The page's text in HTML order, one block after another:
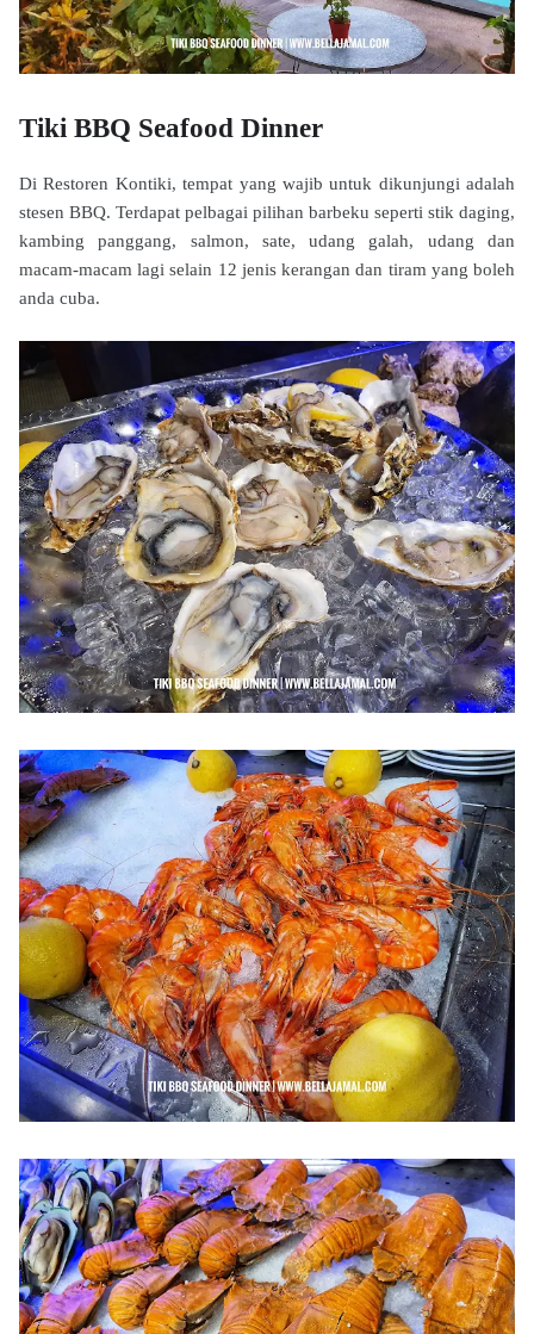
Tiki BBQ Seafood Dinner
Di Restoren Kontiki, tempat yang wajib untuk dikunjungi adalah
stesen BBQ. Terdapat pelbagai pilihan barbeku seperti stik daging,
kambing panggang, salmon, sate, udang galah, udang dan
macam-macam lagi selain 12 jenis kerangan dan tiram yang boleh
anda cuba.